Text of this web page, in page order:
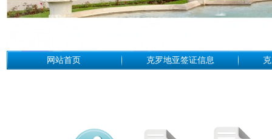
网站首页 克罗地亚签证信息